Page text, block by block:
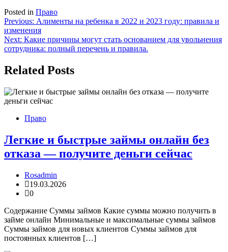
Posted in Право
Навигация
по
записям
Previous: Алименты на ребенка в 2022 и 2023 году: правила и
изменения
Next: Какие причины могут стать основанием для увольнения
сотрудника: полный перечень и правила.
Related Posts
Право
Легкие и быстрые займы онлайн без
отказа — получите деньги сейчас
Rosadmin
19.03.2026
0
Содержание Суммы займов Какие суммы можно получить в
займе онлайн Минимальные и максимальные суммы займов
Суммы займов для новых клиентов Суммы займов для
постоянных клиентов […]